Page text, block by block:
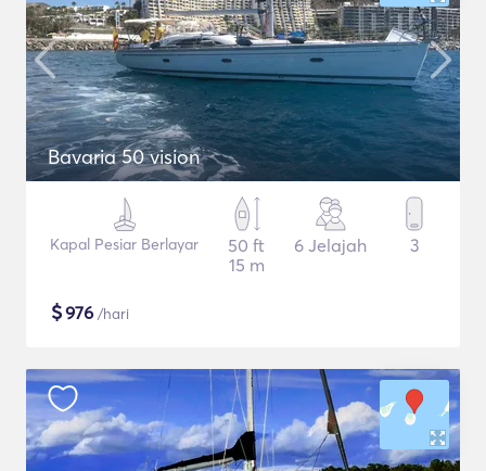
Bavaria 50 vision
Kapal Pesiar Berlayar
50 ft
15 m
6 Jelajah 3
$976 /hari